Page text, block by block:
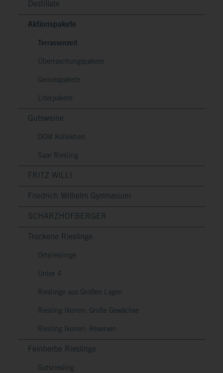
Destillate
Aktionspakete
Terrassenzeit
Überraschungspakete
Genusspakete
Literpakete
Gutsweine
DOM Kollektion
Saar Riesling
FRITZ WILLI
Friedrich Wilhelm Gymnasium
SCHARZHOFBERGER
Trockene Rieslinge
Ortsrieslinge
Unter 4
Rieslinge aus Großen Lagen
Riesling Ikonen: Große Gewächse
Riesling Ikonen: Réserven
Feinherbe Rieslinge
Gutsriesling